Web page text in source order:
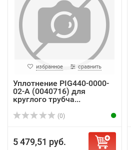
избранное сравнить
Уплотнение PIG440-0000-
02-A (0040716) для
круглого трубча...
(0)
5 479,51 руб.